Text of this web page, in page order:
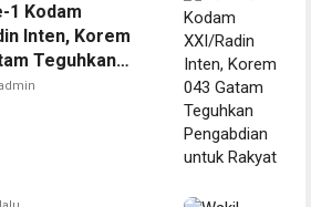
1 Kodam
Inten, Korem
Teguhkan
untuk Rakyat